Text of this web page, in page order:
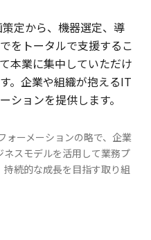
定から、機器選定、導
をトータルで支援するこ
本業に集中していただけ
。企業や組織が抱えるIT
ションを提供します。
ォーメーションの略で、企業
スモデルを活用して業務プ
続的な成長を目指す取り組